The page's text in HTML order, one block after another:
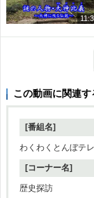
この動画に関連す
[番組名]
わくわくとんぼテ
[コーナー名]
歴史探訪